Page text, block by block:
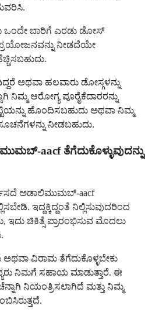
ಒಂದೇ ಬಾರಿಗೆ ಎರಡು ಡೋಸ್
ಪ್ರಯೋಜನವನ್ನು ನೀಡದೆಯೇ
ಅಥವಾ ಹಲವಾರು ಡೋಸ್ಗಳನ್ನು
ನಿಮ್ಮ ಆರೋಗ್ಯ ಪೂರೈಕೆದಾರರನ್ನು
ಹೊಂದಿಸಬಹುದು ಅಥವಾ ನಿಮ್ಮ
ನೀಡಬಹುದು.
aacf ತೆಗೆದುಕೊಳ್ಳುವುದನ್ನು
ಅಡಾಲಿಮುಮಬ್-aacf
ಇದ್ದಕ್ಕಿದ್ದಂತೆ ನಿಲ್ಲಿಸುವುದರಿಂದ
ಇದು ಚಿಕಿತ್ಸೆ ಪ್ರಾರಂಭಿಸುವ ಮೊದಲು
ವಿರಾಮ ತೆಗೆದುಕೊಳ್ಳಬೇಕು
ನಿಮಗೆ ಸಹಾಯ ಮಾಡುತ್ತಾರೆ. ಈ
ನಿಯಂತ್ರಿಸಲಾಗಿದೆ ಮತ್ತು ನಿಮ್ಮ